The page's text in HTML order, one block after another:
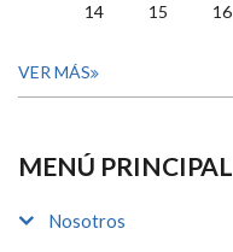
14 15 16
VER MÁS
MENÚ PRINCIPAL
Nosotros